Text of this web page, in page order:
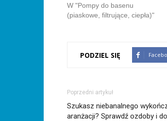
W "Pompy do basenu
(piaskowe, filtrujące, ciepła)"
PODZIEL SIĘ
Poprzedni artykuł
Szukasz niebanalnego
aranżacji? Sprawdź ozdoby i